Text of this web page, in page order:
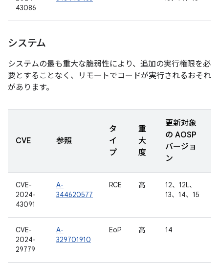
43086
システム
システムの最も重大な脆弱性により、追加の実行権限を必
要とすることなく、リモートでコードが実行されるおそれ
があります。
CVE 参照
タ
イ
プ
重
大
度
更新対象
の AOSP
バージョ
ン
CVE-
2024-
43091
A-
344620577
RCE 高
12、12L、
13、14、15
CVE-
2024-
29779
A-
329701910
EoP 高 14